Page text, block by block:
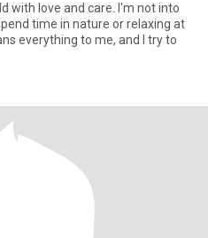
with love and care. I'm not into
time in nature or relaxing at
everything to me, and I try to